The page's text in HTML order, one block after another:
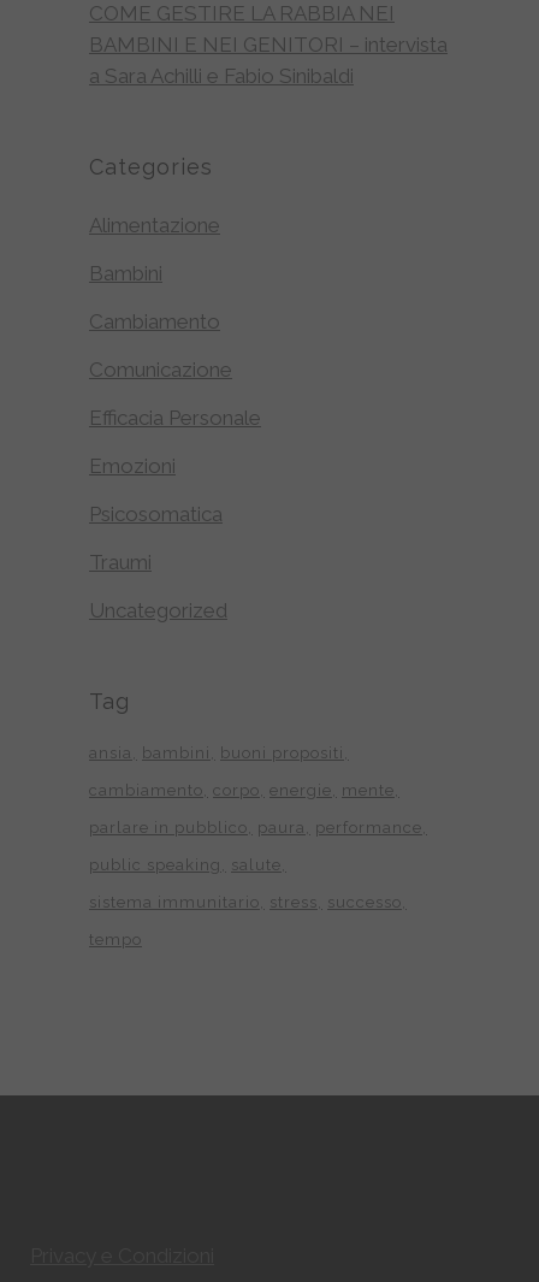
COME GESTIRE LA RABBIA NEI
BAMBINI E NEI GENITORI – intervista
a Sara Achilli e Fabio Sinibaldi
Categories
Alimentazione
Bambini
Cambiamento
Comunicazione
Efficacia Personale
Emozioni
Psicosomatica
Traumi
Uncategorized
Tag
ansia bambini buoni propositi
cambiamento corpo energie mente
parlare in pubblico paura performance
public speaking salute
sistema immunitario stress successo
tempo